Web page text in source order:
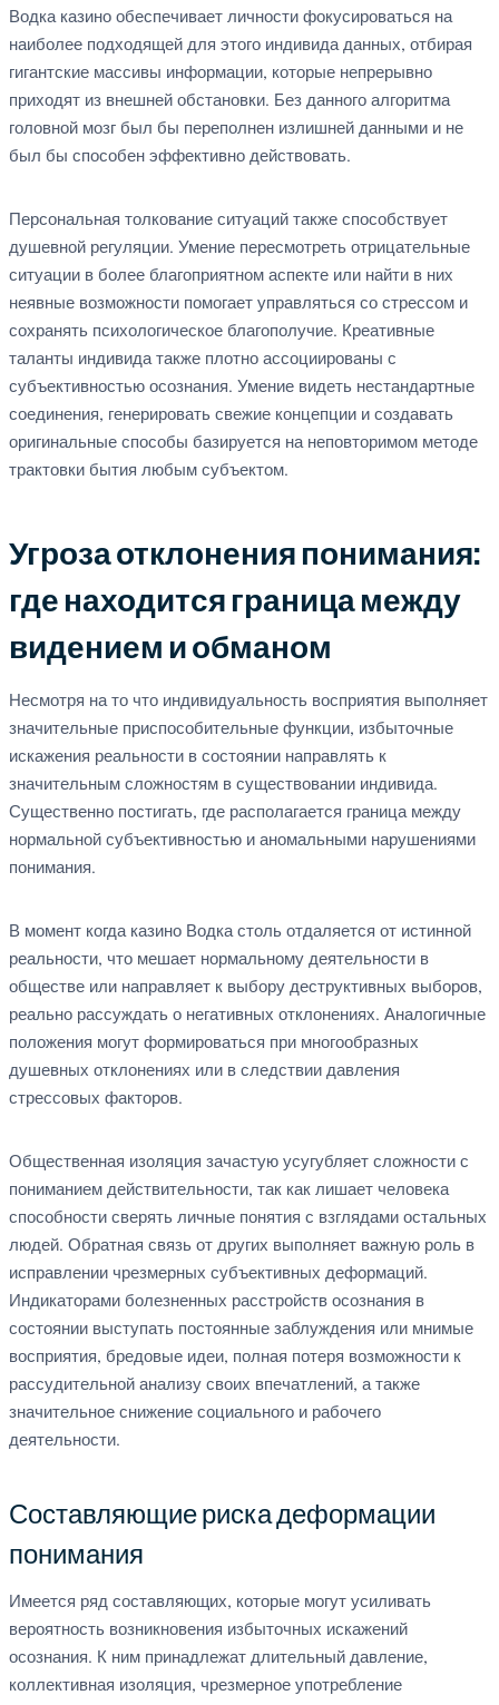
Водка казино обеспечивает личности фокусироваться на
наиболее подходящей для этого индивида данных, отбирая
гигантские массивы информации, которые непрерывно
приходят из внешней обстановки. Без данного алгоритма
головной мозг был бы переполнен излишней данными и не
был бы способен эффективно действовать.
Персональная толкование ситуаций также способствует
душевной регуляции. Умение пересмотреть отрицательные
ситуации в более благоприятном аспекте или найти в них
неявные возможности помогает управляться со стрессом и
сохранять психологическое благополучие. Креативные
таланты индивида также плотно ассоциированы с
субъективностью осознания. Умение видеть нестандартные
соединения, генерировать свежие концепции и создавать
оригинальные способы базируется на неповторимом методе
трактовки бытия любым субъектом.
Угроза отклонения понимания:
где находится граница между
видением и обманом
Несмотря на то что индивидуальность восприятия выполняет
значительные приспособительные функции, избыточные
искажения реальности в состоянии направлять к
значительным сложностям в существовании индивида.
Существенно постигать, где располагается граница между
нормальной субъективностью и аномальными нарушениями
понимания.
В момент когда казино Водка столь отдаляется от истинной
реальности, что мешает нормальному деятельности в
обществе или направляет к выбору деструктивных выборов,
реально рассуждать о негативных отклонениях. Аналогичные
положения могут формироваться при многообразных
душевных отклонениях или в следствии давления
стрессовых факторов.
Общественная изоляция зачастую усугубляет сложности с
пониманием действительности, так как лишает человека
способности сверять личные понятия с взглядами остальных
людей. Обратная связь от других выполняет важную роль в
исправлении чрезмерных субъективных деформаций.
Индикаторами болезненных расстройств осознания в
состоянии выступать постоянные заблуждения или мнимые
восприятия, бредовые идеи, полная потеря возможности к
рассудительной анализу своих впечатлений, а также
значительное снижение социального и рабочего
деятельности.
Составляющие риска деформации
понимания
Имеется ряд составляющих, которые могут усиливать
вероятность возникновения избыточных искажений
осознания. К ним принадлежат длительный давление,
коллективная изоляция, чрезмерное употребление